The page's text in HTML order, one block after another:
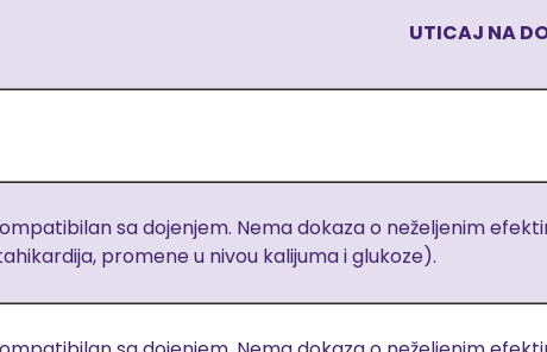
UTICAJ NA
sa dojenjem. Nema dokaza o neželjenim
promene u nivou kalijuma i glukoze).